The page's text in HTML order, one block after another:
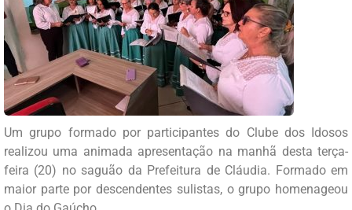
Um grupo formado por participantes do Clube dos Idosos
realizou uma animada apresentação na manhã desta terça-
feira (20) no saguão da Prefeitura de Cláudia. Formado em
maior parte por descendentes sulistas, o grupo homenageou